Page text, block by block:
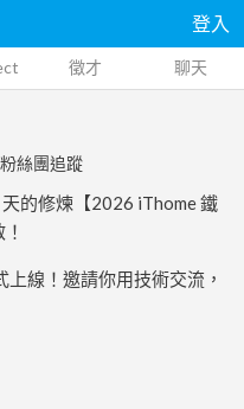
登入
徵才 聊天
絲團追蹤
的修煉【2026 iThome 鐵
線！邀請你用技術交流，